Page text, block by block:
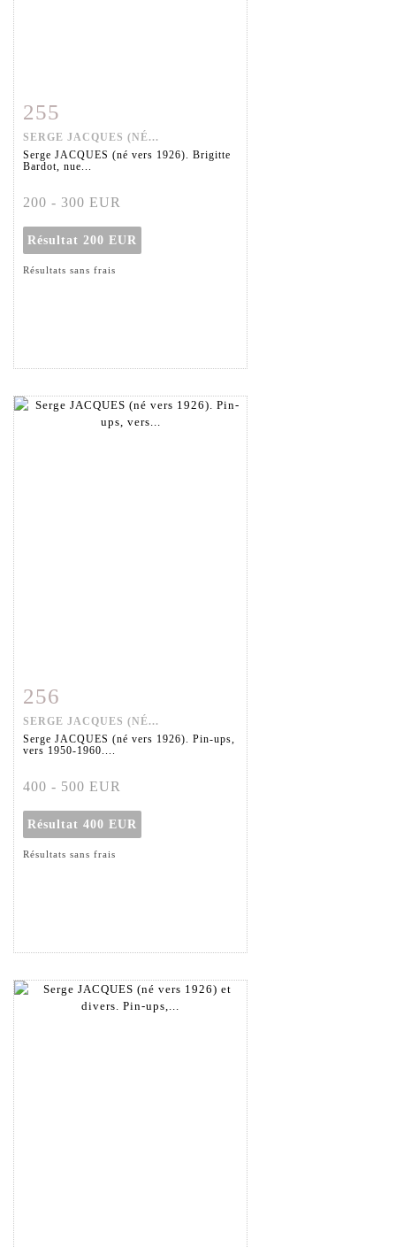
Fiche détaillée
255
SERGE JACQUES (NÉ...
Serge JACQUES (né vers 1926). Brigitte
Bardot, nue...
200 - 300 EUR
Résultat 200 EUR
Résultats sans frais
Fiche détaillée
256
SERGE JACQUES (NÉ...
Serge JACQUES (né vers 1926). Pin-ups,
vers 1950-1960....
400 - 500 EUR
Résultat 400 EUR
Résultats sans frais